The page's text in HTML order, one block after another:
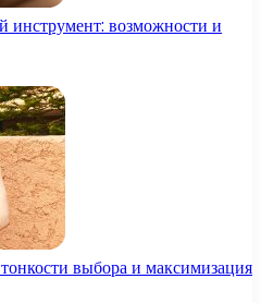
инструмент: возможности и
выбора и максимизация